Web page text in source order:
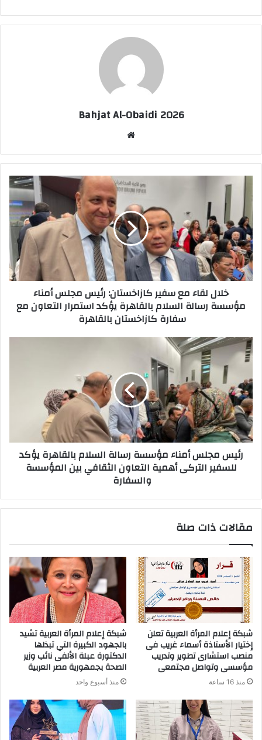
Bahjat Al-Obaidi 2026
خلال لقاء مع سفير كازاخستان: رئيس مجلس أمناء
مؤسسة رسالة السلام بالقاهرة يؤكد استمرار التعاون مع
سفارة كازاخستان بالقاهرة
رئيس مجلس أمناء مؤسسة رسالة السلام بالقاهرة يؤكد
للسفير التركى أهمية التعاون الثقافي بين المؤسسة
والسفارة
مقالات ذات صلة
شبكة إعلام المرأة العربية تعلن
إختيار الأستاذة أسماء غريب فى
منصب استشارى تطوير وتدريب
مؤسسى وتواصل مجتمعى
منذ 16 ساعة
شبكة إعلام المرأة العربية تشيد
بالجهود الكبيرة التي تبذلها
الدكتورة عبلة الألفى نائب وزير
الصحة بجمهورية مصر العربية
منذ أسبوع واحد